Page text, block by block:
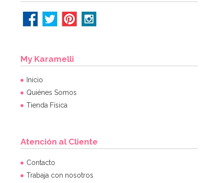
My Karamelli
Inicio
Quiénes Somos
Tienda Física
Atención al Cliente
Contacto
Trabaja con nosotros